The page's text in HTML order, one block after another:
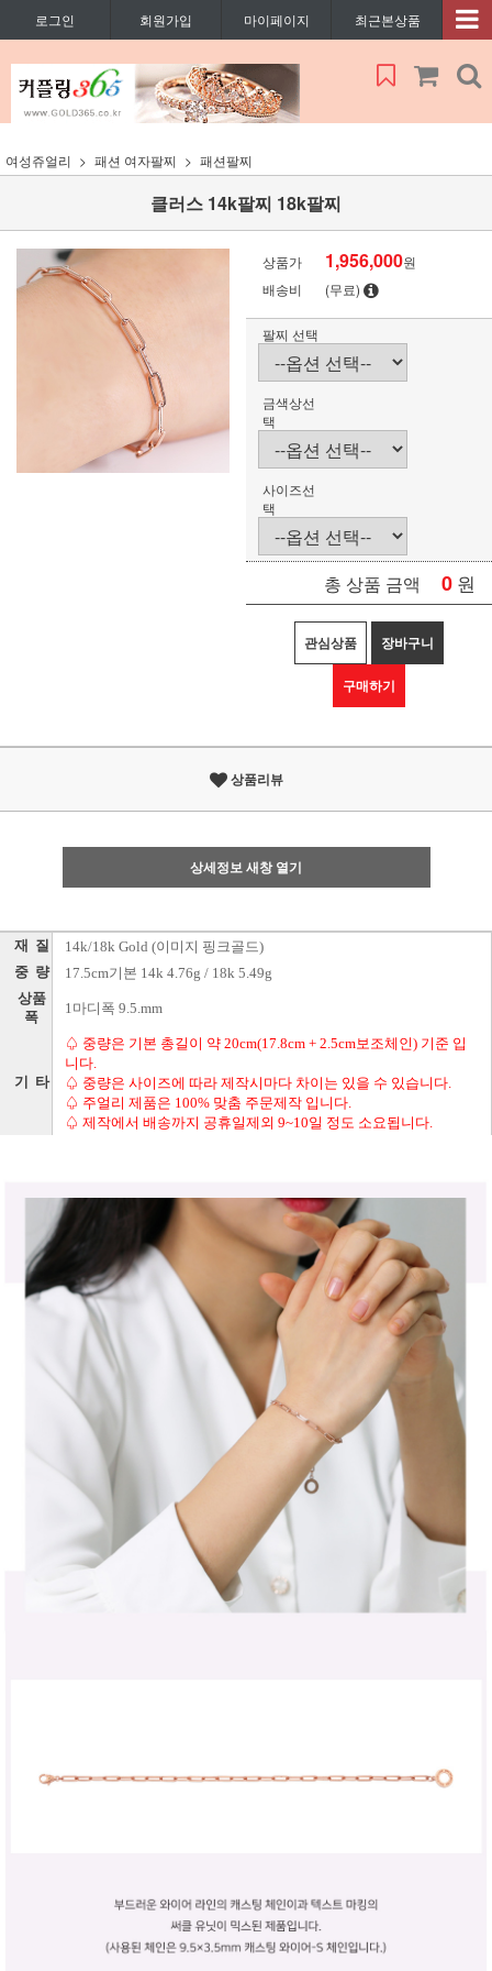
로그인 회원가입 마이페이지 최근본상품
여성쥬얼리 패션 여자팔찌 패션팔찌
클러스 14k팔찌 18k팔찌
상품가 1,956,000원
배송비
(무료)
팔찌 선택
금색상선
택
사이즈선
택
총 상품 금액 0 원
관심상품 장바구니
구매하기
상품리뷰
상세정보 새창 열기
재 질 14k/18k Gold (이미지 핑크골드)
중 량 17.5cm기본 14k 4.76g / 18k 5.49g
상품
폭
1마디폭 9.5.mm
기 타
♤ 중량은 기본 총길이 약 20cm(17.8cm + 2.5cm보조체인) 기준 입
니다.
♤ 중량은 사이즈에 따라 제작시마다 차이는 있을 수 있습니다.
♤ 주얼리 제품은 100% 맞춤 주문제작 입니다.
♤ 제작에서 배송까지 공휴일제외 9~10일 정도 소요됩니다.